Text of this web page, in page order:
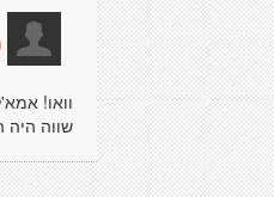
וואו!
שווה היה